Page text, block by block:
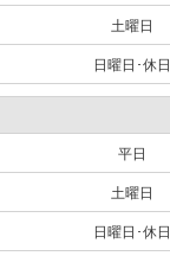
土曜日
日曜日･休日
平日
土曜日
日曜日･休日